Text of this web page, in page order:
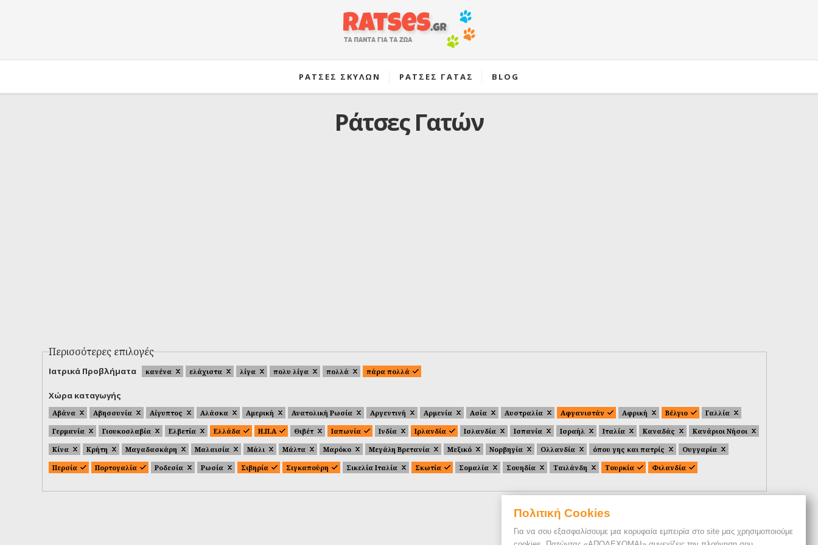
Πολιτική Cookies
Για να σου εξασφαλίσουμε μια κορυφαία εμπειρία στο site μας χρησιμοποιούμε
ΡΑΤΣΕΣ ΣΚΥΛΩΝ ΡΑΤΣΕΣ ΓΑΤΑΣ BLOG
Ράτσες Γατών
Περισσότερες επιλογές
Ιατρικά Προβλήματα κανένα ελάχιστα λίγα πολυ λίγα πολλά πάρα πολλά
Χώρα καταγωγής
Αβάνα Αβησσυνία Αίγυπτος Αλάσκα Αμερική Ανατολική Ρωσία Αργεντινή Αρμενία Ασία Αυστραλία Αφγανιστάν Αφρική Βέλγιο
Γαλλία
Γερμανία
Γιουκοσλαβία Ελβετία Ελλάδα Η.Π.Α Θιβέτ Ιαπωνία Ινδία Ιρλανδία Ισλανδία Ισπανία Ισραήλ Ιταλία Καναδάς
Κανάριοι Νήσοι
Κίνα
Κρήτη Μαγαδασκάρη Μαλαισία Μάλι Μάλτα Μαρόκο Μεγάλη Βρετανία Μεξικό Νορβηγία Ολλανδία όπου γης και πατρίς
Ουγγαρία
Περσία
Πορτογαλία Ροδεσία Ρωσία Σιβηρία Σιγκαπούρη Σικελία Ιταλία Σκωτία Σομαλία Σουηδία Ταιλάνδη Τουρκία Φιλανδία